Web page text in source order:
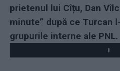
prietenul lui Cîțu, Dan
minute” după ce Turcan
grupurile interne ale PNL.